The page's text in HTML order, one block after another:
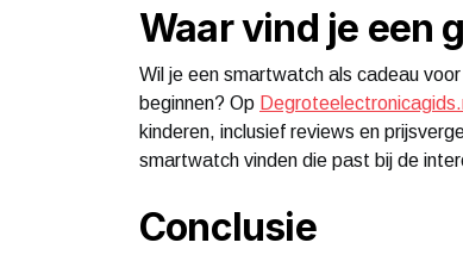
Waar vind je een
Wil je een smartwatch als cadeau
beginnen? Op
kinderen, inclusief reviews en
smartwatch vinden die past bij de
Conclusie